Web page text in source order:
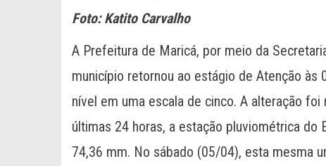
Foto: Katito Carvalho
A Prefeitura de Maricá, por meio da
município retornou ao estágio de Atenção
nível em uma escala de cinco. A alteração
últimas 24 horas, a estação pluviométrica do
74,36 mm. No sábado (05/04), esta mesma